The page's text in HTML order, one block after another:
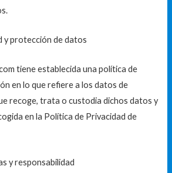
y protección de datos
tiene establecida una política de
en lo que refiere a los datos de
recoge, trata o custodia dichos datos y
en la Política de Privacidad de
y responsabilidad